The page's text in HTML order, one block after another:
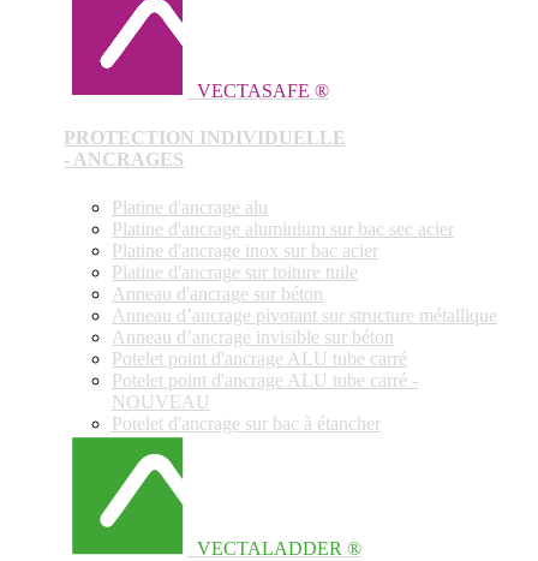
VECTASAFE ®
PROTECTION INDIVIDUELLE
- ANCRAGES
Platine d'ancrage alu
Platine d'ancrage aluminium sur bac sec acier
Platine d'ancrage inox sur bac acier
Platine d'ancrage sur toiture tuile
Anneau d'ancrage sur béton
Anneau d’ancrage pivotant sur structure métallique
Anneau d’ancrage invisible sur béton
Potelet point d'ancrage ALU tube carré
Potelet point d'ancrage ALU tube carré -
NOUVEAU
Potelet d'ancrage sur bac à étancher
VECTALADDER ®